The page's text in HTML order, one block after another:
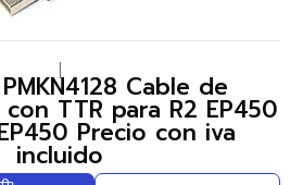
Cable de
TTR para R2 EP450
Precio con iva
incluido